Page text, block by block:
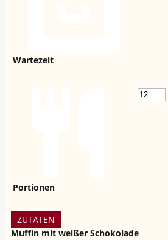
Wartezeit
Portionen
ZUTATEN
Muffin mit weißer Schokolade